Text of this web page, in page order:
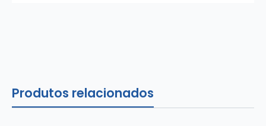
Produtos relacionados